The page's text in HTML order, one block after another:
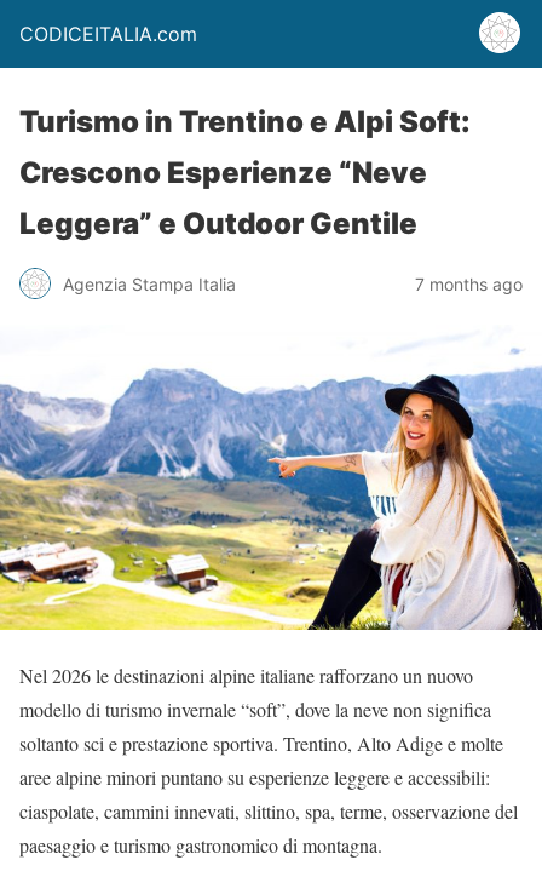
CODICEITALIA.com
Turismo in Trentino e Alpi Soft:
Crescono Esperienze “Neve
Leggera” e Outdoor Gentile
Agenzia Stampa Italia 7 months ago
Nel 2026 le destinazioni alpine italiane rafforzano un nuovo
modello di turismo invernale “soft”, dove la neve non significa
soltanto sci e prestazione sportiva. Trentino, Alto Adige e molte
aree alpine minori puntano su esperienze leggere e accessibili:
ciaspolate, cammini innevati, slittino, spa, terme, osservazione del
paesaggio e turismo gastronomico di montagna.